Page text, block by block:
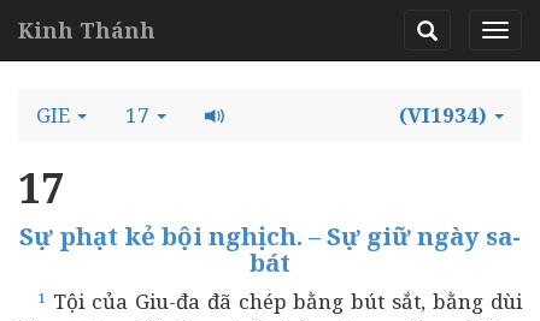
Kinh Thánh
GIE 17 (VI1934)
17
Sự phạt kẻ bội nghịch. – Sự giữ ngày sa-
bát
1 Tội của Giu-đa đã chép bằng bút sắt, bằng dùi